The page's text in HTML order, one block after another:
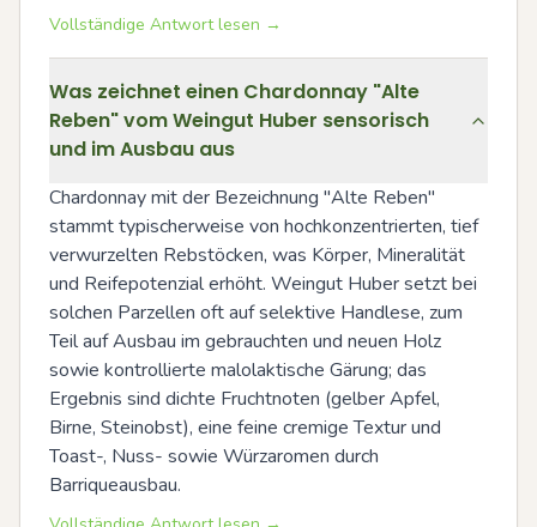
Vollständige Antwort lesen →
Was zeichnet einen Chardonnay "Alte
Reben" vom Weingut Huber sensorisch
und im Ausbau aus
Chardonnay mit der Bezeichnung "Alte Reben"
stammt typischerweise von hochkonzentrierten, tief
verwurzelten Rebstöcken, was Körper, Mineralität
und Reifepotenzial erhöht. Weingut Huber setzt bei
solchen Parzellen oft auf selektive Handlese, zum
Teil auf Ausbau im gebrauchten und neuen Holz
sowie kontrollierte malolaktische Gärung; das
Ergebnis sind dichte Fruchtnoten (gelber Apfel,
Birne, Steinobst), eine feine cremige Textur und
Toast-, Nuss- sowie Würzaromen durch
Barriqueausbau.